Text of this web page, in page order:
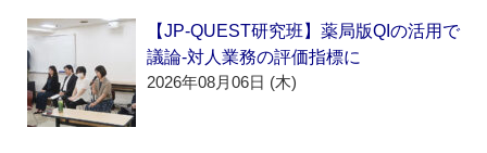
【JP-QUEST研究班】薬局版QIの活用で
議論‐対人業務の評価指標に
2026年08月06日 (木)